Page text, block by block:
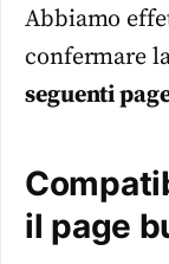
Abbiamo
confermare
seguenti
il page